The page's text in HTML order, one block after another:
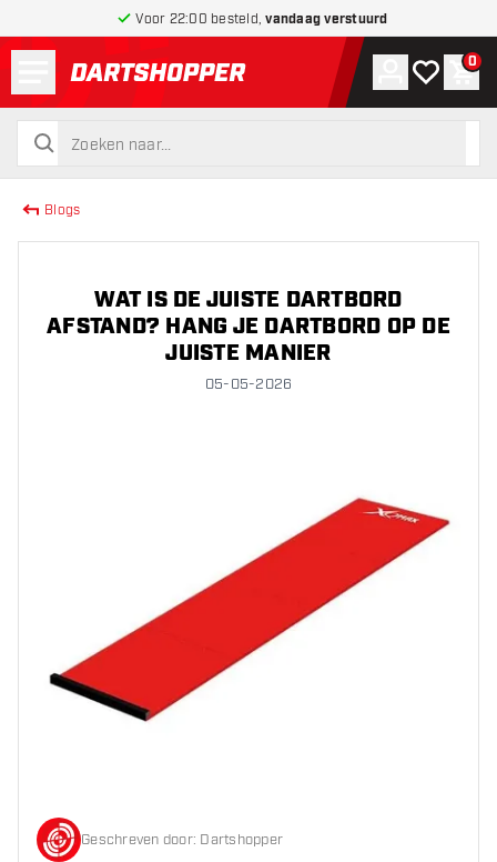
Voor 22:00 besteld,vandaag verstuurd
terug naar home pagina
zoeken
zoeken
Account
Mijn 0
Blogs
WAT IS DE JUISTE DARTBORD
AFSTAND? HANG JE DARTBORD OP DE
JUISTE MANIER
05-05-2026
Geschreven door: Dartshopper